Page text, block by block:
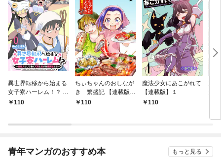
異世界転移から始まる
女子寮ハーレム！？ ～
管理人として働く人間
110
ちぃちゃんのおしなが
き 繁盛記 【連載版】
１110
魔法少女にあこがれて
【連載版】１
110
東
か
な
青年マンガのおすすめ本 もっと見る